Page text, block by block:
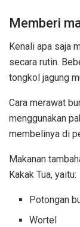
Memberi
Kenali apa saja
secara rutin.
tongkol jagung
Cara merawat
menggunakan
membelinya di
Makanan
Kakak Tua, yaitu:
Potongan
Wortel